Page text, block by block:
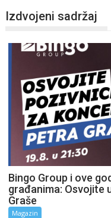
Izdvojeni sadržaj
Bingo Group i ove
građanima: Osvojite
Graše
Magazin